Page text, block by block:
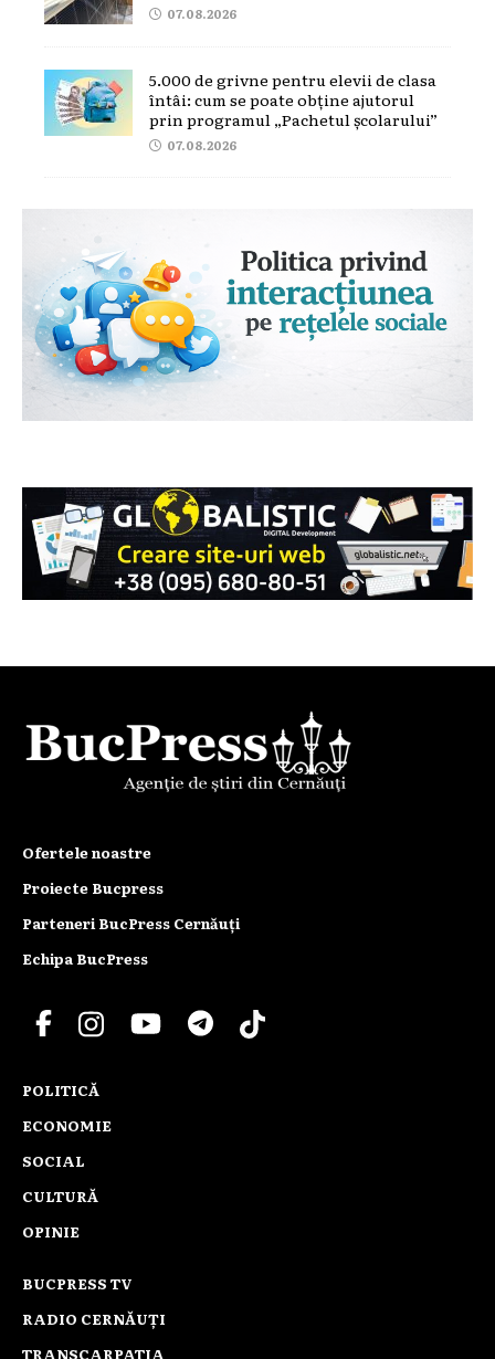
07.08.2026
5.000 de grivne pentru elevii de clasa
întâi: cum se poate obține ajutorul
prin programul „Pachetul școlarului”
07.08.2026
Ofertele noastre
Proiecte Bucpress
Parteneri BucPress Cernăuți
Echipa BucPress
POLITICĂ
ECONOMIE
SOCIAL
CULTURĂ
OPINIE
BUCPRESS TV
RADIO CERNĂUȚI
TRANSCARPATIA